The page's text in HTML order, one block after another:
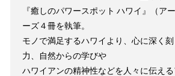
『癒しのパワースポット ハワイ』（ア
ーズ４冊を執筆。
モノで満足するハワイより、心に深く
力、自然からの学びや
ハワイアンの精神性などを人々に伝え